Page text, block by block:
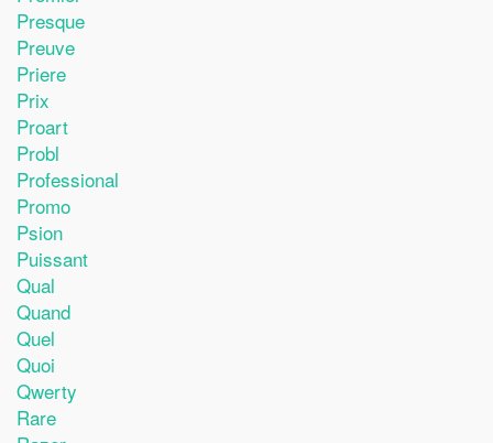
Presque
Preuve
Priere
Prix
Proart
Probl
Professional
Promo
Psion
Puissant
Qual
Quand
Quel
Quoi
Qwerty
Rare